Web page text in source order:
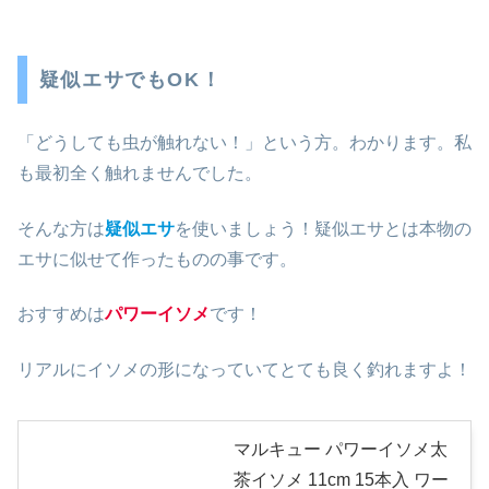
疑似エサでもOK！
「どうしても虫が触れない！」という方。わかります。私
も最初全く触れませんでした。
そんな方は疑似エサを使いましょう！疑似エサとは本物の
エサに似せて作ったものの事です。
おすすめはパワーイソメです！
リアルにイソメの形になっていてとても良く釣れますよ！
マルキュー パワーイソメ太
茶イソメ 11cm 15本入 ワー